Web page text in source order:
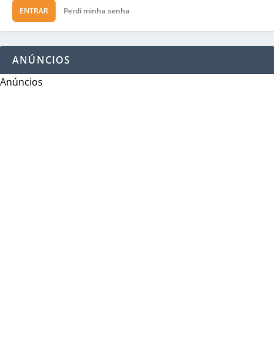
ENTRAR Perdi minha senha
ANÚNCIOS
Anúncios